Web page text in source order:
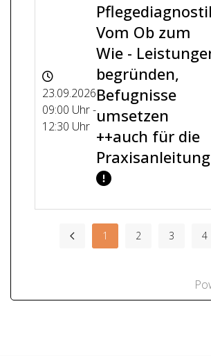
23.09.2026
09:00 Uhr -
12:30 Uhr
Vom Ob zum
Wie -
begründen,
Befugnisse
umsetzen
++auch für die
Praxisanleitung
1 2 3 4